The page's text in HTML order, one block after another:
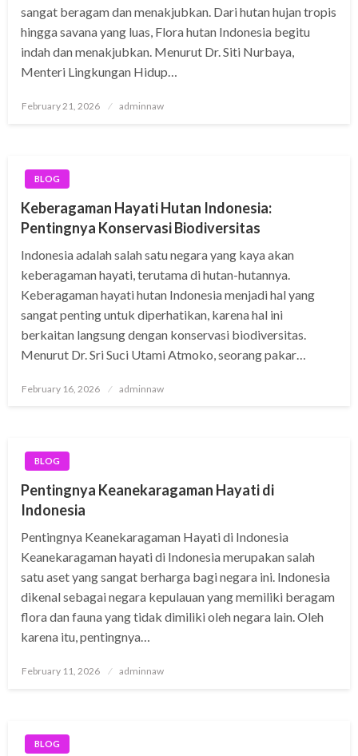
sangat beragam dan menakjubkan. Dari hutan hujan tropis
hingga savana yang luas, Flora hutan Indonesia begitu
indah dan menakjubkan. Menurut Dr. Siti Nurbaya,
Menteri Lingkungan Hidup…
Posted
February 21, 2026 adminnaw
BLOG
Keberagaman Hayati Hutan Indonesia:
Pentingnya Konservasi Biodiversitas
Indonesia adalah salah satu negara yang kaya akan
keberagaman hayati, terutama di hutan-hutannya.
Keberagaman hayati hutan Indonesia menjadi hal yang
sangat penting untuk diperhatikan, karena hal ini
berkaitan langsung dengan konservasi biodiversitas.
Menurut Dr. Sri Suci Utami Atmoko, seorang pakar…
Posted
February 16, 2026 adminnaw
BLOG
Pentingnya Keanekaragaman Hayati di
Indonesia
Pentingnya Keanekaragaman Hayati di Indonesia
Keanekaragaman hayati di Indonesia merupakan salah
satu aset yang sangat berharga bagi negara ini. Indonesia
dikenal sebagai negara kepulauan yang memiliki beragam
flora dan fauna yang tidak dimiliki oleh negara lain. Oleh
karena itu, pentingnya…
Posted
February 11, 2026 adminnaw
BLOG